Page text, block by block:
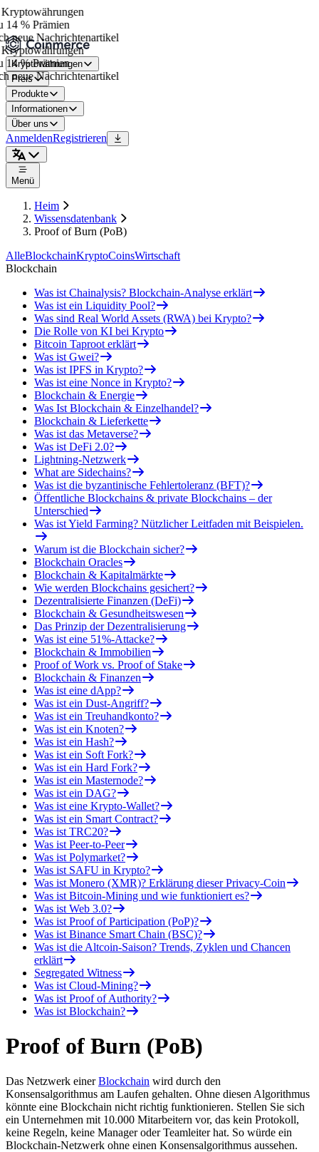
% Prämien
neue Nachrichtenartikel
% Prämien
neue Nachrichtenartikel
Kryptowährungen
Preis
Produkte
Informationen
Über uns
AnmeldenRegistrieren
Menü
Heim
Wissensdatenbank
Proof of Burn (PoB)
AlleBlockchainKryptoCoinsWirtschaft
Blockchain
Was ist Chainalysis? Blockchain-Analyse erklärt
Was ist ein Liquidity Pool?
Was sind Real World Assets (RWA) bei Krypto?
Die Rolle von KI bei Krypto
Bitcoin Taproot erklärt
Was ist Gwei?
Was ist IPFS in Krypto?
Was ist eine Nonce in Krypto?
Blockchain & Energie
Was Ist Blockchain & Einzelhandel?
Blockchain & Lieferkette
Was ist das Metaverse?
Was ist DeFi 2.0?
Lightning-Netzwerk
What are Sidechains?
Was ist die byzantinische Fehlertoleranz (BFT)?
Öffentliche Blockchains & private Blockchains – der
Unterschied
Was ist Yield Farming? Nützlicher Leitfaden mit Beispielen.
Warum ist die Blockchain sicher?
Blockchain Oracles
Blockchain & Kapitalmärkte
Wie werden Blockchains gesichert?
Dezentralisierte Finanzen (DeFi)
Blockchain & Gesundheitswesen
Das Prinzip der Dezentralisierung
Was ist eine 51%-Attacke?
Blockchain & Immobilien
Proof of Work vs. Proof of Stake
Blockchain & Finanzen
Was ist eine dApp?
Was ist ein Dust-Angriff?
Was ist ein Treuhandkonto?
Was ist ein Knoten?
Was ist ein Hash?
Was ist ein Soft Fork?
Was ist ein Hard Fork?
Was ist ein Masternode?
Was ist ein DAG?
Was ist eine Krypto-Wallet?
Was ist ein Smart Contract?
Was ist TRC20?
Was ist Peer-to-Peer
Was ist Polymarket?
Was ist SAFU in Krypto?
Was ist Monero (XMR)? Erklärung dieser Privacy-Coin
Was ist Bitcoin-Mining und wie funktioniert es?
Was ist Web 3.0?
Was ist Proof of Participation (PoP)?
Was ist Binance Smart Chain (BSC)?
Was ist die Altcoin-Saison? Trends, Zyklen und Chancen
erklärt
Segregated Witness
Was ist Cloud-Mining?
Was ist Proof of Authority?
Was ist Blockchain?
Proof of Burn (PoB)
Das Netzwerk einerBlockchain wird durch den
Konsensalgorithmus am Laufen gehalten. Ohne diesen Algorithmus
könnte eine Blockchain nicht richtig funktionieren. Stellen Sie sich
ein Unternehmen mit 10.000 Mitarbeitern vor, das kein Protokoll,
keine Regeln, keine Manager oder Teamleiter hat. So würde ein
Blockchain-Netzwerk ohne einen Konsensalgorithmus aussehen.